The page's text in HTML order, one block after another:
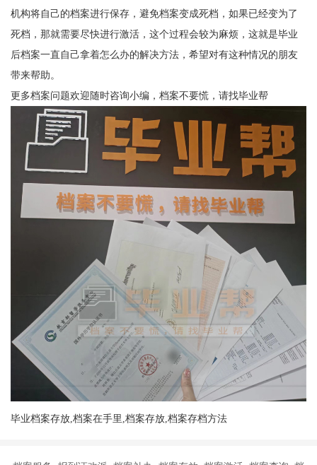
机构将自己的档案进行保存，避免档案变成死档，如果已经变为了
死档，那就需要尽快进行激活，这个过程会较为麻烦，这就是毕业
后档案一直自己拿着怎么办的解决方法，希望对有这种情况的朋友
带来帮助。
更多档案问题欢迎随时咨询小编，档案不要慌，请找毕业帮
毕业档案存放,档案在手里,档案存放,档案存档方法